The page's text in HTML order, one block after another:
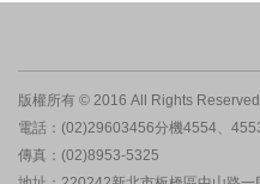
版權所有 © 2016 All Rights
電話：(02)29603456分機4554、
傳真：(02)8953-5325